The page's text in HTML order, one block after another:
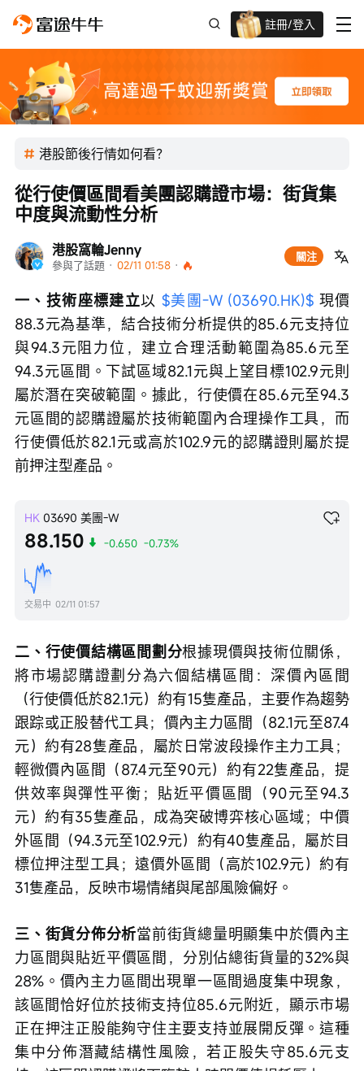
註冊/登入
港股節後行情如何看？
港股窩輪Jenny
參與了話題 · 02/11 01:58 ·
關注
從行使價區間看美團認購證市場：街貨集
中度與流動性分析
一、技術座標建立以 $美團-W (03690.HK)$ 現價
88.3元為基準，結合技術分析提供的85.6元支持位
與94.3元阻力位，建立合理活動範圍為85.6元至
94.3元區間。下試區域82.1元與上望目標102.9元則
屬於潛在突破範圍。據此，行使價在85.6元至94.3
元區間的認購證屬於技術範圍內合理操作工具，而
行使價低於82.1元或高於102.9元的認購證則屬於提
前押注型產品。
HK 03690 美團-W
88.150 -0.650 -0.73%
交易中 02/11 01:57
二、行使價結構區間劃分根據現價與技術位關係，
將市場認購證劃分為六個結構區間：深價內區間
（行使價低於82.1元）約有15隻產品，主要作為趨勢
跟踪或正股替代工具；價內主力區間（82.1元至87.4
元）約有28隻產品，屬於日常波段操作主力工具；
輕微價內區間（87.4元至90元）約有22隻產品，提
供效率與彈性平衡；貼近平價區間（90元至94.3
元）約有35隻產品，成為突破博弈核心區域；中價
外區間（94.3元至102.9元）約有40隻產品，屬於目
標位押注型工具；遠價外區間（高於102.9元）約有
31隻產品，反映市場情緒與尾部風險偏好。
三、街貨分佈分析當前街貨總量明顯集中於價內主
力區間與貼近平價區間，分別佔總街貨量的32%與
28%。價內主力區間出現單一區間過度集中現象，
該區間恰好位於技術支持位85.6元附近，顯示市場
正在押注正股能夠守住主要支持並展開反彈。這種
集中分佈潛藏結構性風險，若正股失守85.6元支